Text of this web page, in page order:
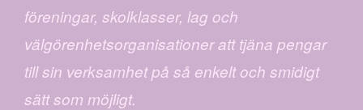
föreningar, skolklasser, lag och
välgörenhetsorganisationer att tjäna pengar
till sin verksamhet på så enkelt och smidigt
sätt som möjligt.